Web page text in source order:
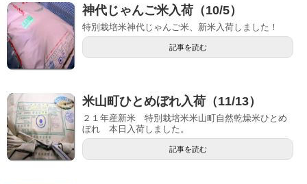
神代じゃんご米入荷（10/5）
特別栽培米神代じゃんご米、新米入荷しました！
記事を読む
米山町ひとめぼれ入荷（11/13）
２１年産新米 特別栽培米米山町自然乾燥米ひとめ
ぼれ 本日入荷しました。
記事を読む